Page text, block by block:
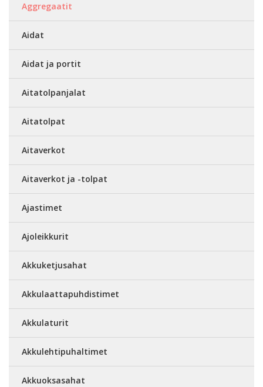
Aggregaatit
Aidat
Aidat ja portit
Aitatolpanjalat
Aitatolpat
Aitaverkot
Aitaverkot ja -tolpat
Ajastimet
Ajoleikkurit
Akkuketjusahat
Akkulaattapuhdistimet
Akkulaturit
Akkulehtipuhaltimet
Akkuoksasahat